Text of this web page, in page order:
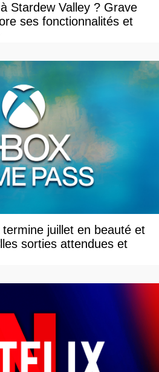
Stardew Valley ? Grave
ses fonctionnalités et
juillet en beauté et
sorties attendues et